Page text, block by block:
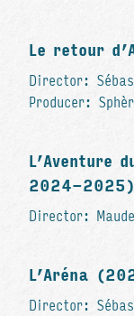
Le retour
Director:
Producer:
L’Aventure
2024-2025)
Director:
L’Aréna
Director: